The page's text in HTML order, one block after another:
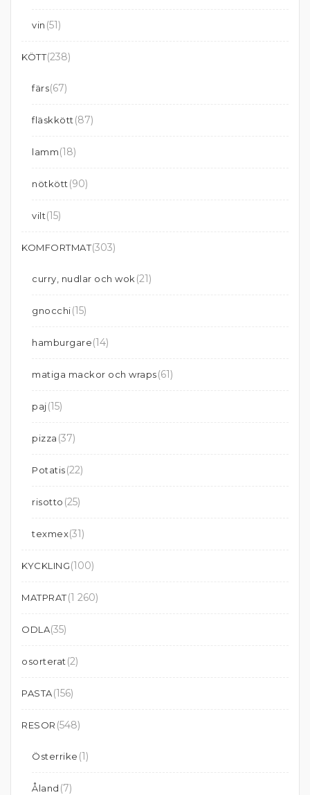
vin (51)
KÖTT(238)
färs(67)
fläskkött (87)
lamm(18)
nötkött (90)
vilt(15)
KOMFORTMAT(303)
curry, nudlar och wok (21)
gnocchi(15)
hamburgare(14)
matiga mackor och wraps(61)
paj(15)
pizza (37)
Potatis(22)
risotto (25)
texmex(31)
KYCKLING(100)
MATPRAT(1 260)
ODLA(35)
osorterat (2)
PASTA(156)
RESOR (548)
Österrike (1)
Åland (7)